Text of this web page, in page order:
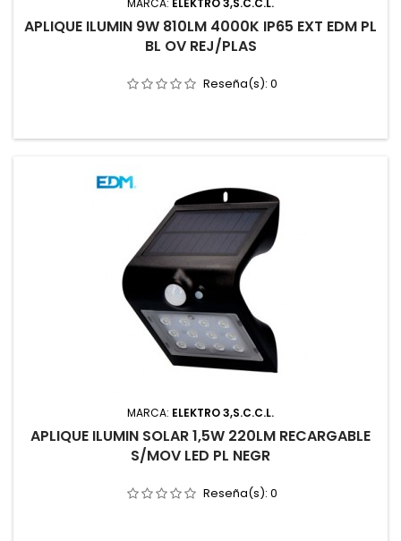
MARCA: ELEKTRO 3,S.C.C.L.
APLIQUE ILUMIN 9W 810LM 4000K IP65 EXT EDM PL
BL OV REJ/PLAS
Reseña(s): 0
MARCA: ELEKTRO 3,S.C.C.L.
APLIQUE ILUMIN SOLAR 1,5W 220LM RECARGABLE
S/MOV LED PL NEGR
Reseña(s): 0